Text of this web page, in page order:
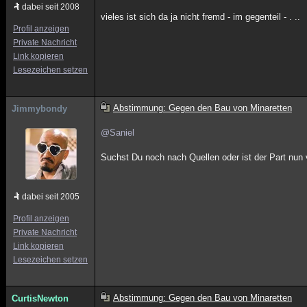
dabei seit 2008
Profil anzeigen
Private Nachricht
Link kopieren
Lesezeichen setzen
vieles ist sich da ja nicht fremd - im gegenteil - . ..
Jimmybondy
dabei seit 2005
Profil anzeigen
Private Nachricht
Link kopieren
Lesezeichen setzen
Abstimmung: Gegen den Bau von Minaretten
@Saniel
Suchst Du noch nach Quellen oder ist der Part nun
CurtisNewton Abstimmung: Gegen den Bau von Minaretten